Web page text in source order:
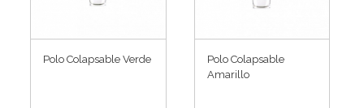
Polo Colapsable Verde
Polo Colapsable
Amarillo